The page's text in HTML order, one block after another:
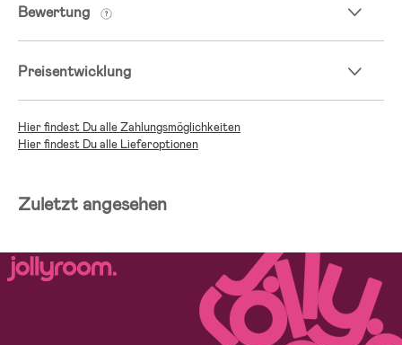
Bewertung
Preisentwicklung
Hier findest Du alle Zahlungsmöglichkeiten
Hier findest Du alle Lieferoptionen
Zuletzt angesehen